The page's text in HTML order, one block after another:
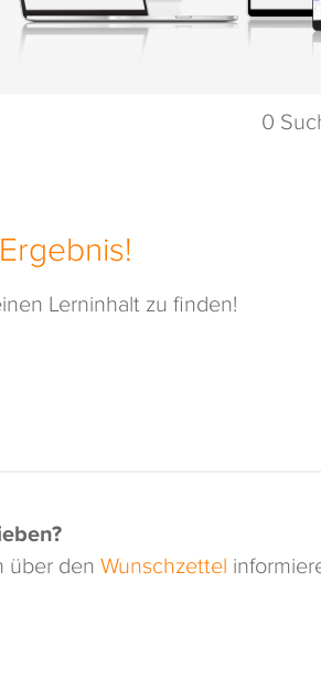
0
Lerninhalt zu finden!
über den Wunschzettel